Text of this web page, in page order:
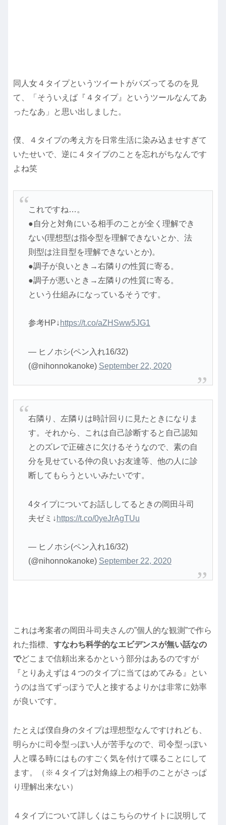
同人女４タイプというツイートがバズってるのを見
て、「そういえば『４タイプ』というツールなんてあ
ったなあ」と思い出しました。
僕、４タイプの考え方を日常生活に染み込ませすぎて
いたせいで、逆に４タイプのことを忘れがちなんです
よね笑
これですね…。
●自分と対角にいる相手のことが全く理解でき
ない(理想型は指令型を理解できないとか、法
則型は注目型を理解できないとか)。
●調子が良いとき→右隣りの性質に寄る。
●調子が悪いとき→左隣りの性質に寄る。
という仕組みになっているそうです。
参考HP↓ https://t.co/aZHSww5JG1
— ヒノホシ(ペン入れ16/32)
(@nihonnokanoke) September 22, 2020
右隣り、左隣りは時計回りに見たときになりま
す。それから、これは自己診断すると自己認知
とのズレで正確さに欠けるそうなので、素の自
分を見せている仲の良いお友達等、他の人に診
断してもらうといいみたいです。
4タイプについてお話ししてるときの岡田斗司
夫ゼミ↓ https://t.co/0yeJrAgTUu
— ヒノホシ(ペン入れ16/32)
(@nihonnokanoke) September 22, 2020
これは考案者の岡田斗司夫さんの”個人的な観測”で作ら
れた指標、 すなわち科学的なエビデンスが無い話なの
でどこまで信頼出来るかという部分はあるのですが
『とりあえずは４つのタイプに当てはめてみる』とい
うのは当てずっぽうで人と接するよりかは非常に効率
が良いです。
たとえば僕自身のタイプは理想型なんですけれども、
明らかに司令型っぽい人が苦手なので、司令型っぽい
人と喋る時にはものすごく気を付けて喋ることにして
ます。（※４タイプは対角線上の相手のことがさっぱ
り理解出来ない）
４タイプについて詳しくはこちらのサイトに説明して